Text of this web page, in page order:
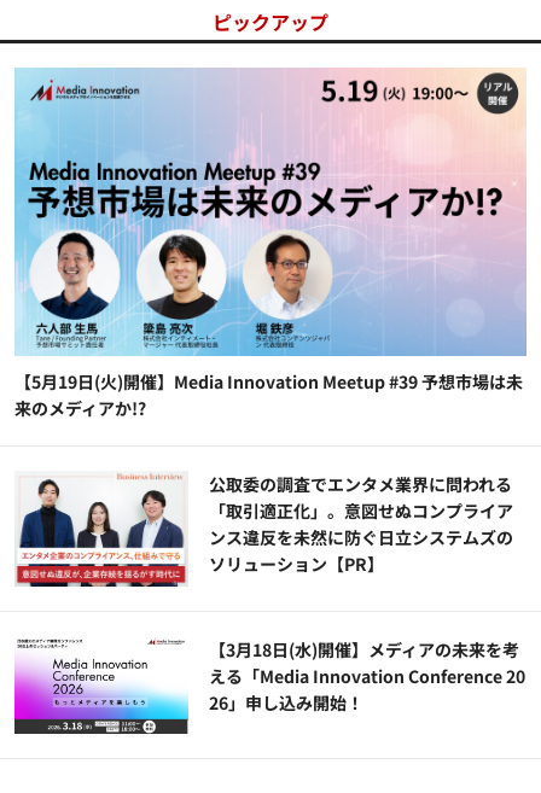
ピックアップ
【5月19日(火)開催】Media Innovation Meetup #39 予想市場は未
来のメディアか!?
公​​取委の調査でエンタメ業界に問われる
「取引適正化」。意図せぬコンプライア
ンス違反を未然に防ぐ日立システムズの
ソリューション​【PR】
【3月18日(水)開催】メディアの未来を考
える「Media Innovation Conference 20
26」申し込み開始！